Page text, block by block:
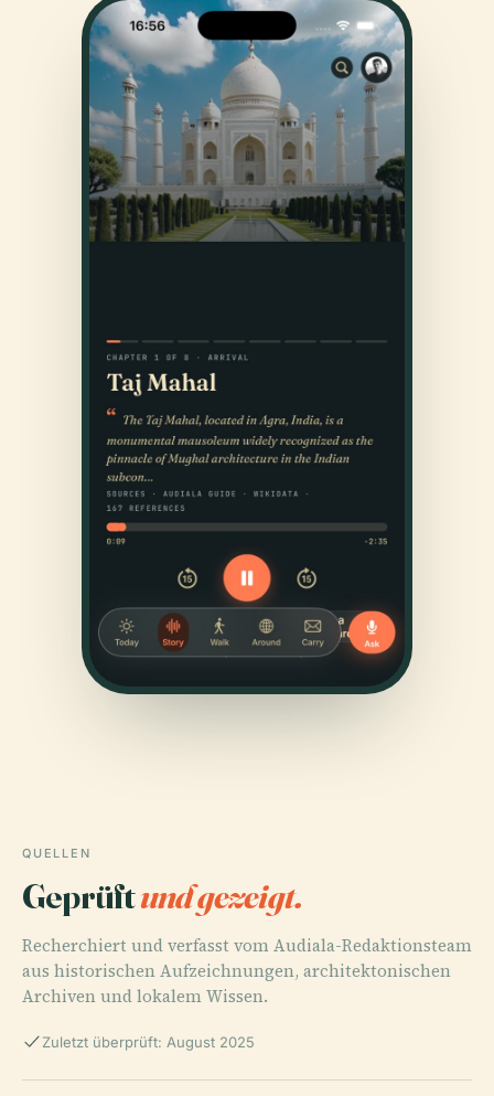
QUELLEN
Geprüftund gezeigt.
Recherchiert und verfasst vom Audiala-Redaktionsteam
aus historischen Aufzeichnungen, architektonischen
Archiven und lokalem Wissen.
Zuletzt überprüft: August 2025